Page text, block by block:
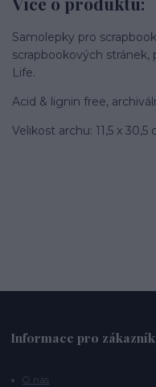
Samolepky pro
scrapbookových
Life.
Acid & lignin free,
Velikost archu: 11,5 x 30,5
Informace pro
O nás